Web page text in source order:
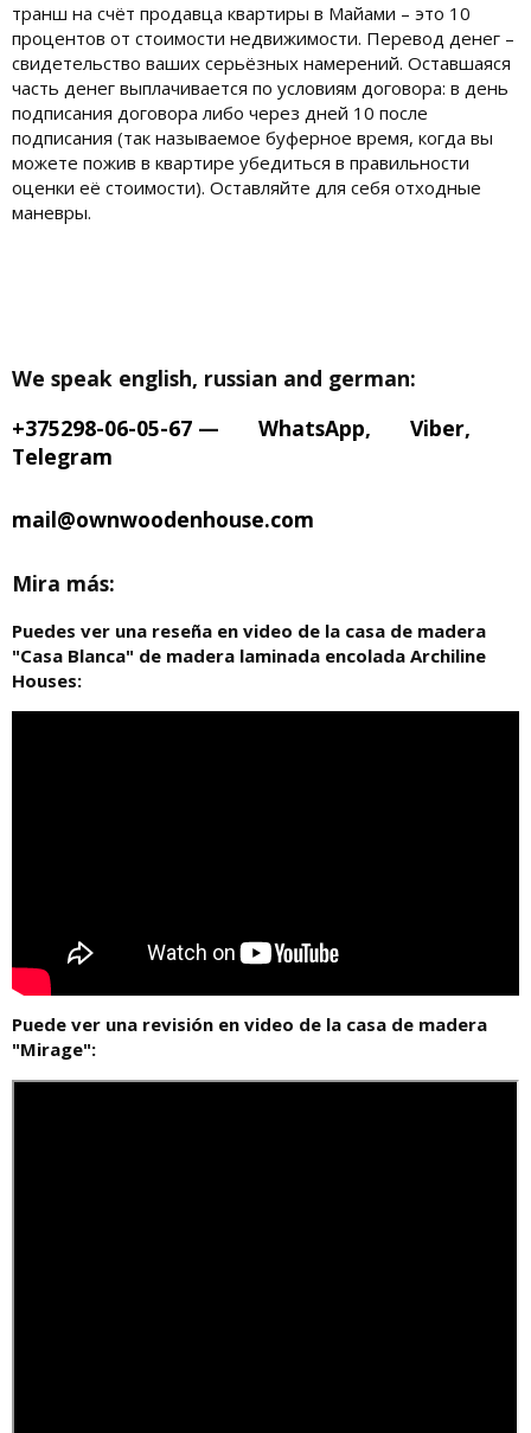
транш на счёт продавца квартиры в Майами – это 10
процентов от стоимости недвижимости. Перевод денег –
свидетельство ваших серьёзных намерений. Оставшаяся
часть денег выплачивается по условиям договора: в день
подписания договора либо через дней 10 после
подписания (так называемое буферное время, когда вы
можете пожив в квартире убедиться в правильности
оценки её стоимости). Оставляйте для себя отходные
маневры.
We speak english, russian and german:
+375298-06-05-67 — WhatsApp, Viber,
Telegram
mail@ownwoodenhouse.com
Mira más:
Puedes ver una reseña en video de la casa de madera
"Casa Blanca" de madera laminada encolada Archiline
Houses:
Puede ver una revisión en video de la casa de madera
"Mirage":